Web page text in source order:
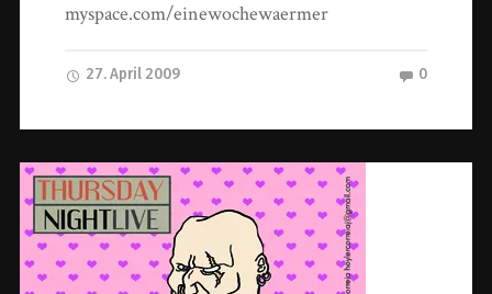
myspace.com/einewochewaermer
27. April 2009 0